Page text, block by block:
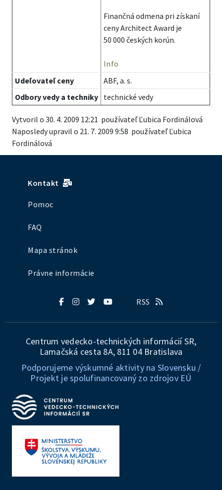
Finančná odmena pri získaní
ceny Architect Award je
50 000 českých korún.
Info
Udeľovateľ ceny
ABF, a. s.
Odbory vedy a techniky
technické vedy
Vytvoril o 30. 4. 2009 12:21 používateľ Ľubica Fordinálová
Naposledy upravil o 21. 7. 2009 9:58 používateľ Ľubica
Fordinálová
Kontakt
Pomoc
FAQ
Mapa stránok
Právne informácie
RSS
Centrum vedecko-technických informácií SR,
Lamačská cesta 8A, 811 04 Bratislava
Podporujeme výskumné aktivity na Slovensku /
Projekt je spolufinancovaný zo zdrojov EÚ